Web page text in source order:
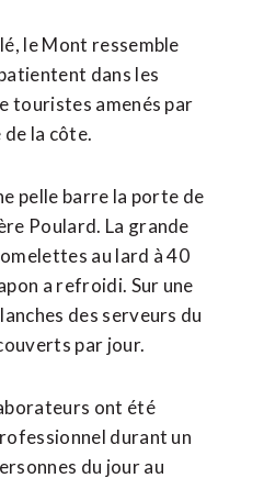
le Mont ressemble
dans les
touristes amenés par
la côte.
pelle barre la porte de
Poulard. La grande
au lard à 40
a refroidi. Sur une
des serveurs du
par jour.
ont été
durant un
du jour au